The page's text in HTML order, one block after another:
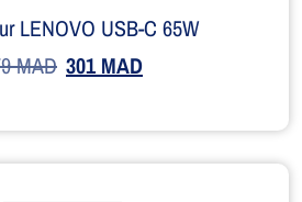
LENOVO USB-C 65W
MAD 301MAD